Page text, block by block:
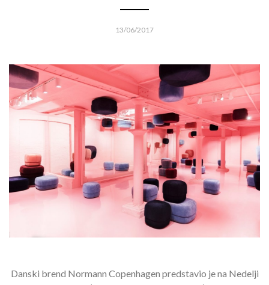
13/06/2017
Danski brend Normann Copenhagen predstavio je na Nedelji